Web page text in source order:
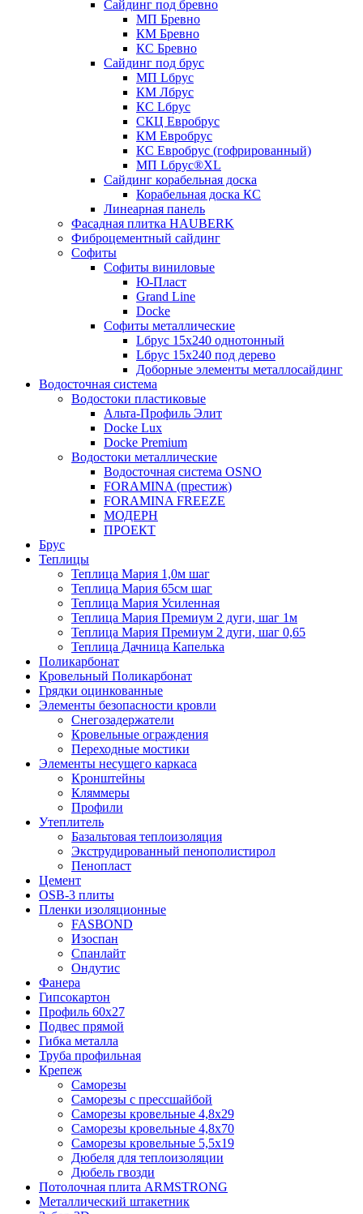
Сайдинг под бревно
МП Бревно
КМ Бревно
КС Бревно
Сайдинг под брус
МП Lбрус
КМ Лбрус
КС Lбрус
СКЦ Евробрус
КМ Евробрус
КС Евробрус (гофрированный)
МП Lбрус®XL
Сайдинг корабельная доска
Корабельная доска КС
Линеарная панель
Фасадная плитка HAUBERK
Фиброцементный сайдинг
Софиты
Софиты виниловые
Ю-Пласт
Grand Line
Docke
Софиты металлические
Lбрус 15x240 однотонный
Lбрус 15x240 под дерево
Доборные элементы металлосайдинг
Водосточная система
Водостоки пластиковые
Альта-Профиль Элит
Docke Lux
Docke Premium
Водостоки металлические
Водосточная система OSNO
FORAMINA (престиж)
FORAMINA FREEZE
МОДЕРН
ПРОЕКТ
Брус
Теплицы
Теплица Мария 1,0м шаг
Теплица Мария 65см шаг
Теплица Мария Усиленная
Теплица Мария Премиум 2 дуги, шаг 1м
Теплица Мария Премиум 2 дуги, шаг 0,65
Теплица Дачница Капелька
Поликарбонат
Кровельный Поликарбонат
Грядки оцинкованные
Элементы безопасности кровли
Снегозадержатели
Кровельные ограждения
Переходные мостики
Элементы несущего каркаса
Кронштейны
Кляммеры
Профили
Утеплитель
Базальтовая теплоизоляция
Экструдированный пенополистирол
Пенопласт
Цемент
OSB-3 плиты
Пленки изоляционные
FASBOND
Изоспан
Спанлайт
Ондутис
Фанера
Гипсокартон
Профиль 60х27
Подвес прямой
Гибка металла
Труба профильная
Крепеж
Саморезы
Саморезы с прессшайбой
Саморезы кровельные 4,8х29
Саморезы кровельные 4,8х70
Саморезы кровельные 5,5х19
Дюбеля для теплоизоляции
Дюбель гвозди
Потолочная плита ARMSTRONG
Металлический штакетник